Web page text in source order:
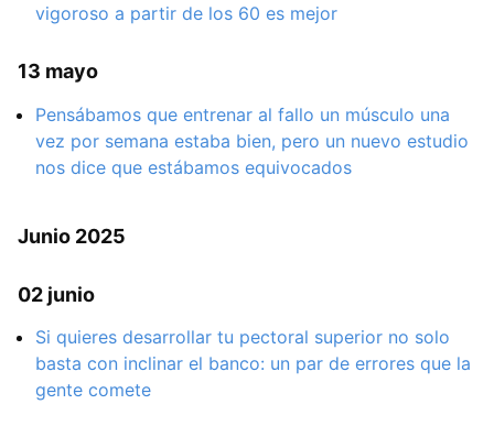
vigoroso a partir de los 60 es mejor
13 mayo
Pensábamos que entrenar al fallo un músculo una
vez por semana estaba bien, pero un nuevo estudio
nos dice que estábamos equivocados
Junio 2025
02 junio
Si quieres desarrollar tu pectoral superior no solo
basta con inclinar el banco: un par de errores que la
gente comete